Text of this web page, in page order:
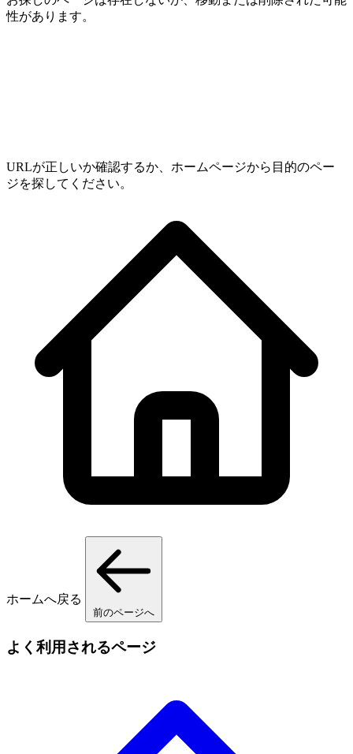
性があります。
URLが正しいか確認するか、ホームページから目的のペー
ジを探してください。
ホームへ戻る
前のページへ
よく利用されるページ